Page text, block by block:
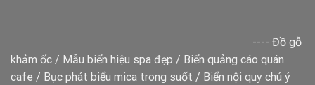
---- Đồ gỗ
khảm ốc / Mẫu biển hiệu spa đẹp / Biển quảng cáo quán
cafe / Bục phát biểu mica trong suốt / Biển nội quy chú ý